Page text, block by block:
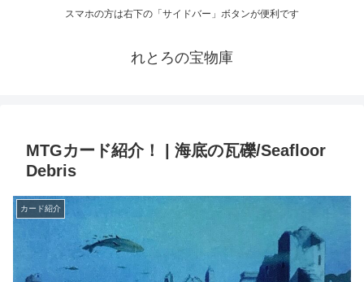
スマホの方は右下の「サイドバー」ボタンが便利です
れとろの宝物庫
MTGカード紹介！ | 海底の瓦礫/Seafloor
Debris
カード紹介